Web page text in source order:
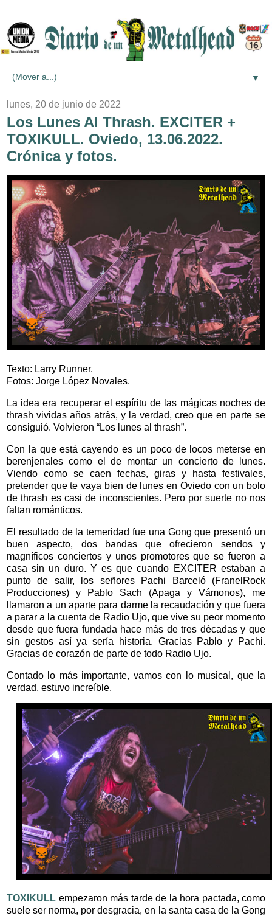
▼
lunes, 20 de junio de 2022
Los Lunes Al Thrash. EXCITER +
TOXIKULL. Oviedo, 13.06.2022.
Crónica y fotos.
Texto: Larry Runner.
Fotos: Jorge López Novales.
La idea era recuperar el espíritu de las mágicas noches de
thrash vividas años atrás, y la verdad, creo que en parte se
consiguió. Volvieron “Los lunes al thrash”.
Con la que está cayendo es un poco de locos meterse en
berenjenales como el de montar un concierto de lunes.
Viendo como se caen fechas, giras y hasta festivales,
pretender que te vaya bien de lunes en Oviedo con un bolo
de thrash es casi de inconscientes. Pero por suerte no nos
faltan románticos.
El resultado de la temeridad fue una Gong que presentó un
buen aspecto, dos bandas que ofrecieron sendos y
magníficos conciertos y unos promotores que se fueron a
casa sin un duro. Y es que cuando EXCITER estaban a
punto de salir, los señores Pachi Barceló (FranelRock
Producciones) y Pablo Sach (Apaga y Vámonos), me
llamaron a un aparte para darme la recaudación y que fuera
a parar a la cuenta de Radio Ujo, que vive su peor momento
desde que fuera fundada hace más de tres décadas y que
sin gestos así ya sería historia. Gracias Pablo y Pachi.
Gracias de corazón de parte de todo Radio Ujo.
Contado lo más importante, vamos con lo musical, que la
verdad, estuvo increíble.
TOXIKULL empezaron más tarde de la hora pactada, como
suele ser norma, por desgracia, en la santa casa de la Gong